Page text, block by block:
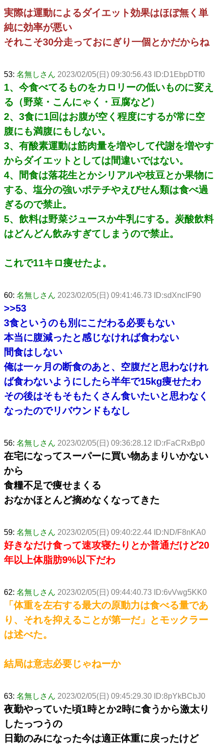
実際は運動によるダイエット効果はほぼ無く単
純に効率が悪い
それこそ30分走っておにぎり一個とかだからね
53: 名無しさん 2023/02/05(日) 09:30:56.43 ID:D1EbpDTf0
1、今食べてるものをカロリーの低いものに変え
る（野菜・こんにゃく・豆腐など）
2、3食に1回はお腹が空く程度にするが常に空
腹にも満腹にもしない。
3、有酸素運動は筋肉量を増やして代謝を増やす
からダイエットとしては間違いではない。
4、間食は落花生とかシリアルや枝豆とか果物に
する、塩分の強いポテチやえびせん類は食べ過
ぎるので禁止。
5、飲料は野菜ジュースか牛乳にする。炭酸飲料
はどんどん飲みすぎてしまうので禁止。
これで11キロ痩せたよ。
60: 名無しさん 2023/02/05(日) 09:41:46.73 ID:sdXncIF90
>>53
3食というのも別にこだわる必要もない
本当に腹減ったと感じなければ食わない
間食はしない
俺は一ヶ月の断食のあと、空腹だと思わなけれ
ば食わないようにしたら半年で15kg痩せたわ
その後はそもそもたくさん食いたいと思わなく
なったのでリバウンドもなし
56: 名無しさん 2023/02/05(日) 09:36:28.12 ID:rFaCRxBp0
在宅になってスーパーに買い物あまりいかない
から
食糧不足で痩せまくる
おなかほとんど摘めなくなってきた
59: 名無しさん 2023/02/05(日) 09:40:22.44 ID:ND/F8nKA0
好きなだけ食って速攻寝たりとか普通だけど20
年以上体脂肪9%以下だわ
62: 名無しさん 2023/02/05(日) 09:44:40.73 ID:6vVwg5KK0
「体重を左右する最大の原動力は食べる量であ
り、それを抑えることが第一だ」とモックラー
は述べた。
結局は意志必要じゃねーか
63: 名無しさん 2023/02/05(日) 09:45:29.30 ID:8pYkBCbJ0
夜勤やっていた頃1時とか2時に食うから激太り
したっつうの
日勤のみになった今は適正体重に戻ったけど